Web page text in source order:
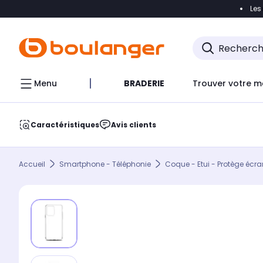
Accéder
Menu BRADERIE Trouver votre
Caractéristiques Avis clients
Accueil Smartphone - Téléphonie Coque - Etui - Protège